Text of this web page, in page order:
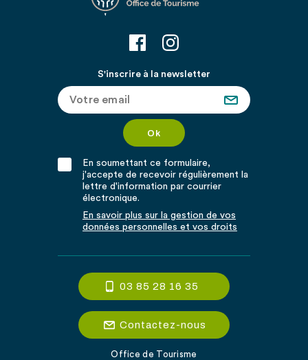
S'inscrire à la newsletter
En soumettant ce formulaire,
j'accepte de recevoir régulièrement la
lettre d'information par courrier
électronique.
En savoir plus sur la gestion de vos
données personnelles et vos droits
03 85 28 16 35
Contactez-nous
Office de Tourisme